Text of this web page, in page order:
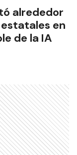
alrededor
en
de la IA